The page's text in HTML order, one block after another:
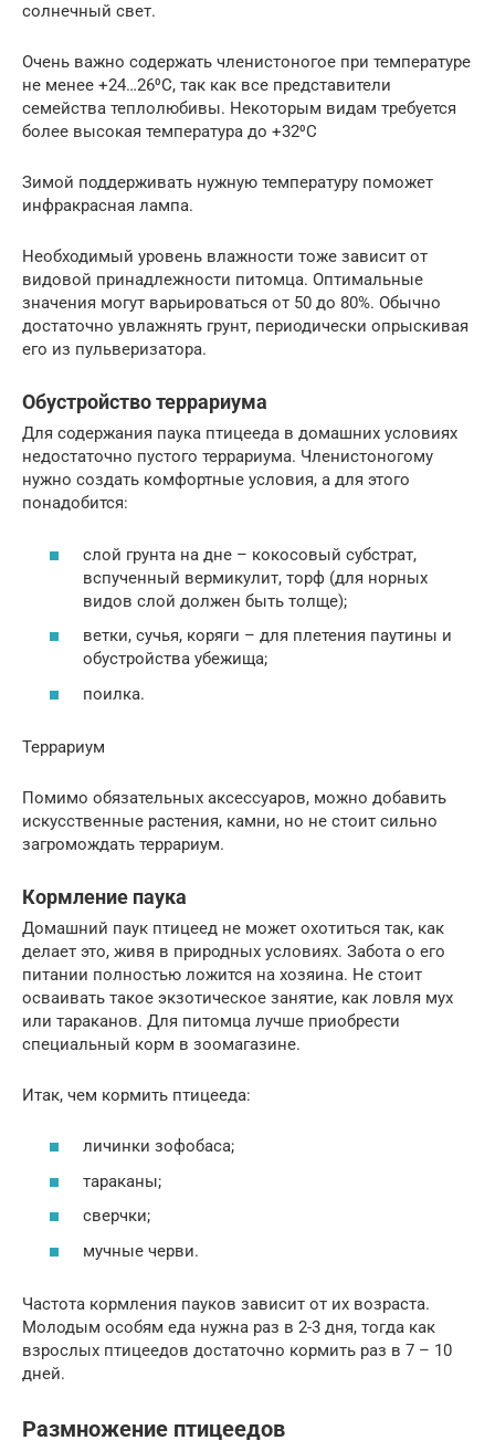
солнечный свет.
Очень важно содержать членистоногое при температуре
не менее +24…26⁰С, так как все представители
семейства теплолюбивы. Некоторым видам требуется
более высокая температура до +32⁰С
Зимой поддерживать нужную температуру поможет
инфракрасная лампа.
Необходимый уровень влажности тоже зависит от
видовой принадлежности питомца. Оптимальные
значения могут варьироваться от 50 до 80%. Обычно
достаточно увлажнять грунт, периодически опрыскивая
его из пульверизатора.
Обустройство террариума
Для содержания паука птицееда в домашних условиях
недостаточно пустого террариума. Членистоногому
нужно создать комфортные условия, а для этого
понадобится:
слой грунта на дне – кокосовый субстрат,
вспученный вермикулит, торф (для норных
видов слой должен быть толще);
ветки, сучья, коряги – для плетения паутины и
обустройства убежища;
поилка.
Террариум
Помимо обязательных аксессуаров, можно добавить
искусственные растения, камни, но не стоит сильно
загромождать террариум.
Кормление паука
Домашний паук птицеед не может охотиться так, как
делает это, живя в природных условиях. Забота о его
питании полностью ложится на хозяина. Не стоит
осваивать такое экзотическое занятие, как ловля мух
или тараканов. Для питомца лучше приобрести
специальный корм в зоомагазине.
Итак, чем кормить птицееда:
личинки зофобаса;
тараканы;
сверчки;
мучные черви.
Частота кормления пауков зависит от их возраста.
Молодым особям еда нужна раз в 2-3 дня, тогда как
взрослых птицеедов достаточно кормить раз в 7 – 10
дней.
Размножение птицеедов